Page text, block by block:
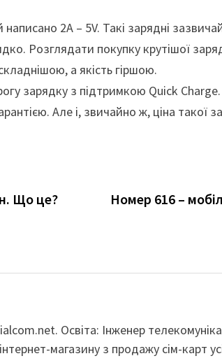
2A – 5V. Такі зарядні
Розглядати покупку крутішої
а якість гіршою.
зарядку з підтримкою Quick
Але і, звичайно ж, ціна такої
Що це?
Номер 616 –
Освіта: Інженер
магазину з продажу сім-карт